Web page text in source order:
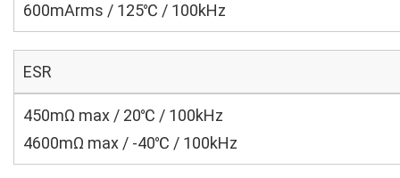
600mArms / 125℃ / 100kHz
ESR
450mΩ max / 20℃ / 100kHz
4600mΩ max / -40℃ / 100kHz